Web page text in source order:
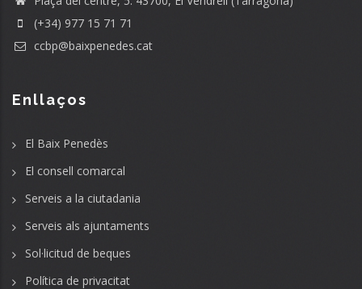
(+34) 977 15 71 71
ccbp@baixpenedes.cat
Enllaços
El Baix Penedès
El consell comarcal
Serveis a la ciutadania
Serveis als ajuntaments
Sol·licitud de beques
Política de privacitat